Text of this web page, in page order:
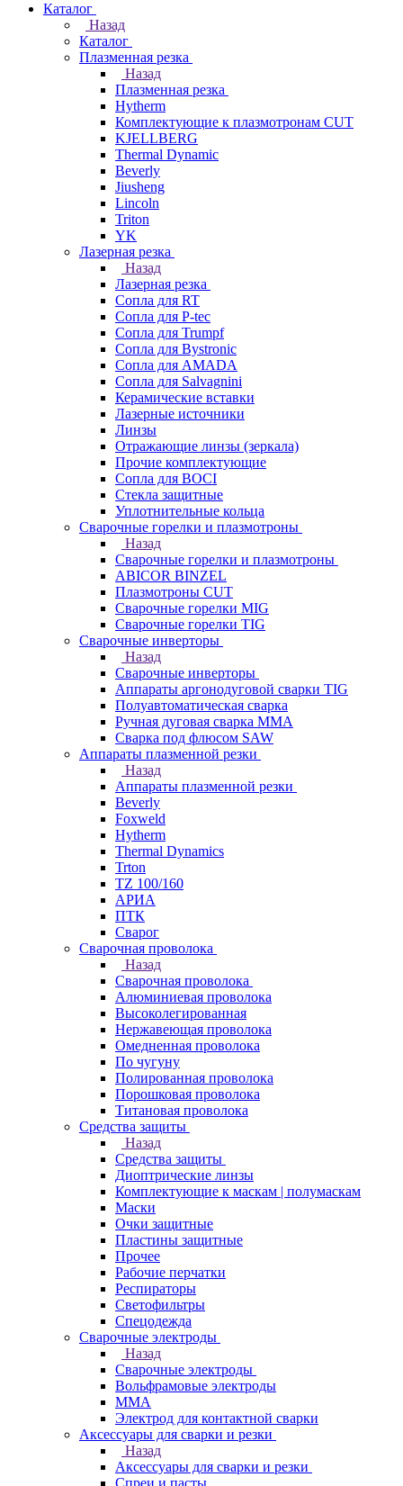
Каталог
Назад
Каталог
Плазменная резка
Назад
Плазменная резка
Hytherm
Комплектующие к плазмотронам CUT
KJELLBERG
Thermal Dynamic
Beverly
Jiusheng
Lincoln
Triton
YK
Лазерная резка
Назад
Лазерная резка
Сопла для RT
Сопла для P-tec
Сопла для Trumpf
Сопла для Bystronic
Сопла для AMADA
Сопла для Salvagnini
Керамические вставки
Лазерные источники
Линзы
Отражающие линзы (зеркала)
Прочие комплектующие
Сопла для BOCI
Стекла защитные
Уплотнительные кольца
Сварочные горелки и плазмотроны
Назад
Сварочные горелки и плазмотроны
ABICOR BINZEL
Плазмотроны CUT
Сварочные горелки MIG
Сварочные горелки TIG
Сварочные инверторы
Назад
Сварочные инверторы
Аппараты аргонодуговой сварки TIG
Полуавтоматическая сварка
Ручная дуговая сварка MMA
Сварка под флюсом SAW
Аппараты плазменной резки
Назад
Аппараты плазменной резки
Beverly
Foxweld
Hytherm
Thermal Dynamics
Trton
TZ 100/160
АРИА
ПТК
Сварог
Сварочная проволока
Назад
Сварочная проволока
Алюминиевая проволока
Высоколегированная
Нержавеющая проволока
Омедненная проволока
По чугуну
Полированная проволока
Порошковая проволока
Титановая проволока
Средства защиты
Назад
Средства защиты
Диоптрические линзы
Комплектующие к маскам | полумаскам
Маски
Очки защитные
Пластины защитные
Прочее
Рабочие перчатки
Респираторы
Светофильтры
Спецодежда
Сварочные электроды
Назад
Сварочные электроды
Вольфрамовые электроды
ММА
Электрод для контактной сварки
Аксессуары для сварки и резки
Назад
Аксессуары для сварки и резки
Спреи и пасты